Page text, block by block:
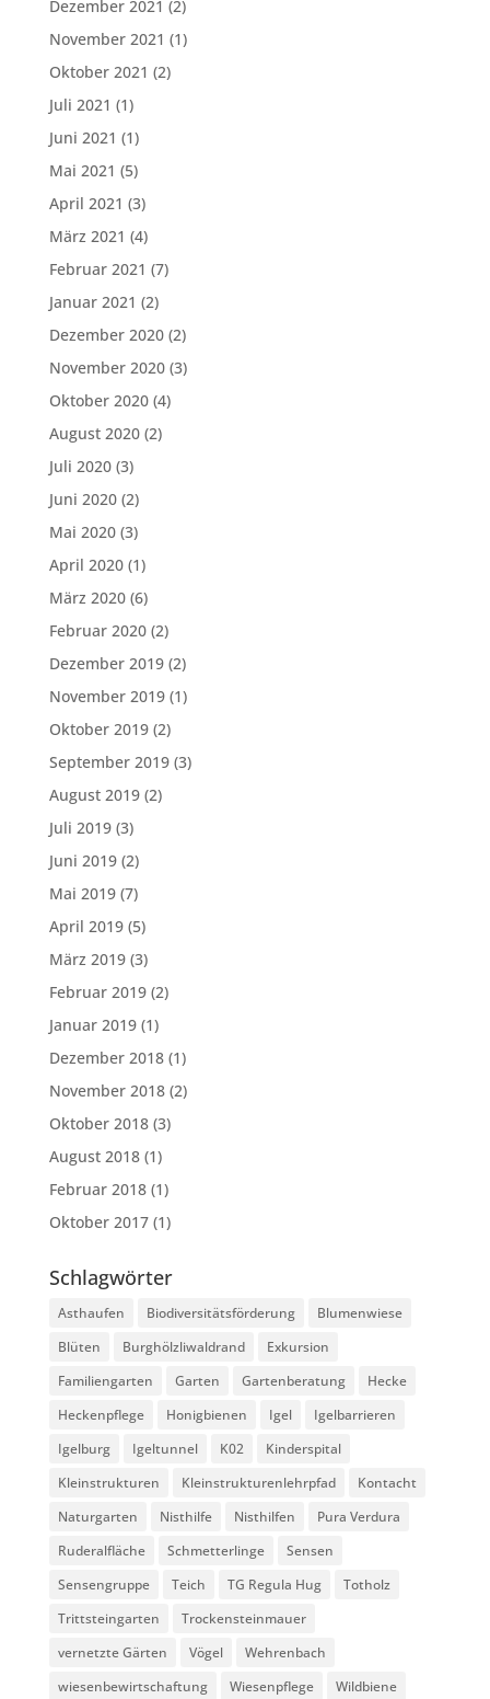
Dezember 2021 (2)
November 2021 (1)
Oktober 2021 (2)
Juli 2021 (1)
Juni 2021 (1)
Mai 2021 (5)
April 2021 (3)
März 2021 (4)
Februar 2021 (7)
Januar 2021 (2)
Dezember 2020(2)
November 2020(3)
Oktober 2020(4)
August 2020(2)
Juli 2020(3)
Juni 2020(2)
Mai 2020(3)
April 2020(1)
März 2020(6)
Februar 2020(2)
Dezember 2019(2)
November 2019(1)
Oktober 2019(2)
September 2019(3)
August 2019(2)
Juli 2019(3)
Juni 2019(2)
Mai 2019(7)
April 2019(5)
März 2019(3)
Februar 2019(2)
Januar 2019(1)
Dezember 2018(1)
November 2018(2)
Oktober 2018(3)
August 2018(1)
Februar 2018(1)
Oktober 2017(1)
Schlagwörter
Asthaufen Biodiversitätsförderung
Blumenwiese
Blüten
Burghölzliwaldrand
Exkursion
Familiengarten
Garten Gartenberatung
Hecke
Heckenpflege
Honigbienen Igel
Igelbarrieren
Igelburg
Igeltunnel K02
Kinderspital
Kleinstrukturen
Kleinstrukturenlehrpfad
Kontacht
Naturgarten
Nisthilfe Nisthilfen
Pura Verdura
Ruderalfläche
Schmetterlinge
Sensen
Sensengruppe
Teich TG Regula Hug
Totholz
Trittsteingarten
Trockensteinmauer
vernetzte Gärten
Vögel
Wehrenbach
wiesenbewirtschaftung
Wiesenpflege
Wildbiene